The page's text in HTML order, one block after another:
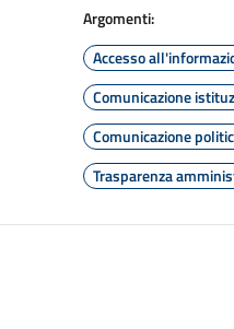
Argomenti:
Accesso
Comunicazione
Comunicazione
Trasparenza